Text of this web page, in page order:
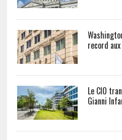
record
Le CIO
Gianni